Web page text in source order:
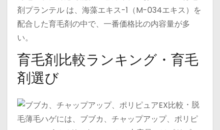
剤プランテル は、海藻エキス-1（M-034エキス）を
配合した育毛剤の中で、一番価格比の内容量が多
い。
育毛剤比較ランキング・育毛
剤選び
・脱
毛薄毛ハゲには、ブブカ、チャップアップ、ポリピ